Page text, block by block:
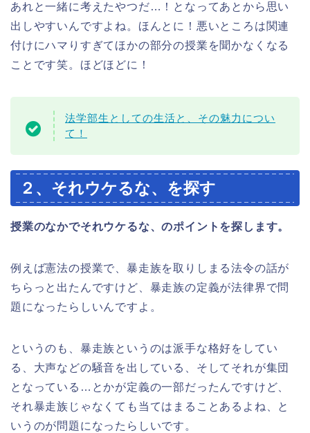
あれと一緒に考えたやつだ…！となってあとから思い
出しやすいんですよね。ほんとに！悪いところは関連
付けにハマりすぎてほかの部分の授業を聞かなくなる
ことです笑。ほどほどに！
法学部生としての生活と、その魅力につい
て！
２、それウケるな、を探す
授業のなかでそれウケるな、のポイントを探します。
例えば憲法の授業で、暴走族を取りしまる法令の話が
ちらっと出たんですけど、暴走族の定義が法律界で問
題になったらしいんですよ。
というのも、暴走族というのは派手な格好をしてい
る、大声などの騒音を出している、そしてそれが集団
となっている…とかが定義の一部だったんですけど、
それ暴走族じゃなくても当てはまることあるよね、と
いうのが問題になったらしいです。